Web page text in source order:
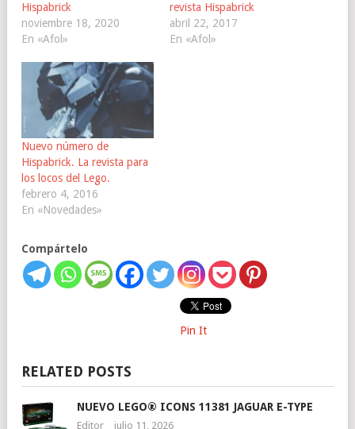
Hispabrick
noviembre 18, 2020
En «Afol»
revista Hispabrick
abril 22, 2017
En «Afol»
Nuevo número de
Hispabrick. La revista para
los locos del Lego.
febrero 4, 2016
En «Novedades»
Compártelo
Pin It
RELATED POSTS
NUEVO LEGO® ICONS 11381 JAGUAR E-TYPE
Editor julio 11, 2026